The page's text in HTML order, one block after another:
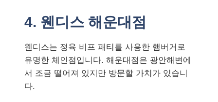
4. 웬디스 해운대점
웬디스는 정육 비프 패티를 사용한 햄버거로
유명한 체인점입니다. 해운대점은 광안해변에
서 조금 떨어져 있지만 방문할 가치가 있습니
다.